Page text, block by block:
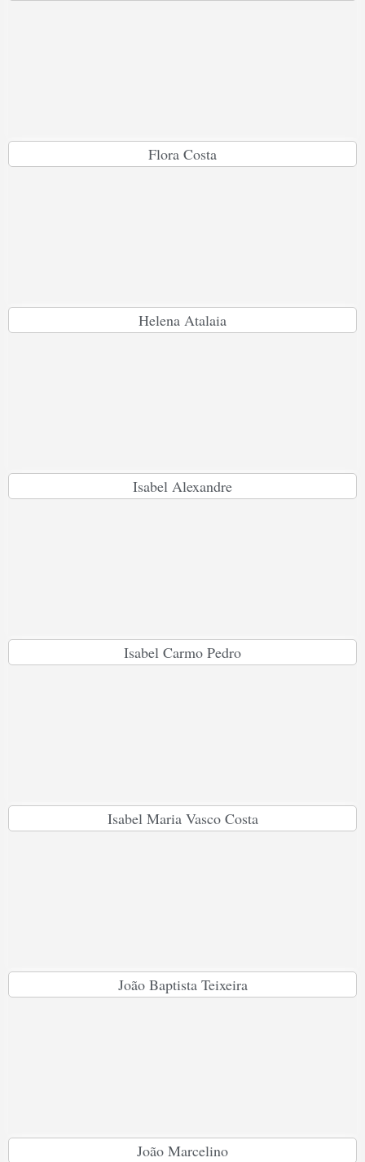
Flora Costa
Helena Atalaia
Isabel Alexandre
Isabel Carmo Pedro
Isabel Maria Vasco Costa
João Baptista Teixeira
João Marcelino